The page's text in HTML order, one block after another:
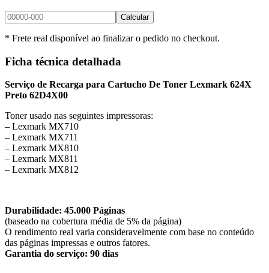
Calcular
* Frete real disponível ao finalizar o pedido no checkout.
Ficha técnica detalhada
Serviço de Recarga para Cartucho De Toner Lexmark 624X
Preto 62D4X00
Toner usado nas seguintes impressoras:
– Lexmark MX710
– Lexmark MX711
– Lexmark MX810
– Lexmark MX811
– Lexmark MX812
Durabilidade: 45.000 Páginas
(baseado na cobertura média de 5% da página)
O rendimento real varia consideravelmente com base no conteúdo
das páginas impressas e outros fatores.
Garantia do serviço: 90 dias